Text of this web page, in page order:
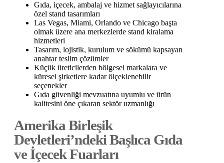
Gıda, içecek, ambalaj ve hizmet sağlayıcılarına
özel stand tasarımları
Las Vegas, Miami, Orlando ve Chicago başta
olmak üzere ana merkezlerde stand kiralama
hizmetleri
Tasarım, lojistik, kurulum ve sökümü kapsayan
anahtar teslim çözümler
Küçük üreticilerden bölgesel markalara ve
küresel şirketlere kadar ölçeklenebilir
seçenekler
Gıda güvenliği mevzuatına uyumlu ve ürün
kalitesini öne çıkaran sektör uzmanlığı
Amerika Birleşik
Devletleri’ndeki Başlıca Gıda
ve İçecek Fuarları